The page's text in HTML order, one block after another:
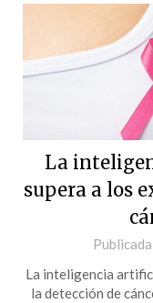
La
supera a los
La inteligencia
la detección de